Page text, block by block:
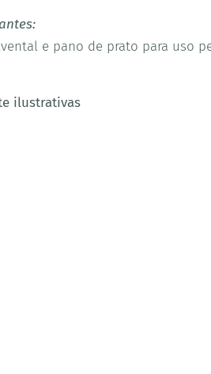
e pano de prato para uso
ilustrativas